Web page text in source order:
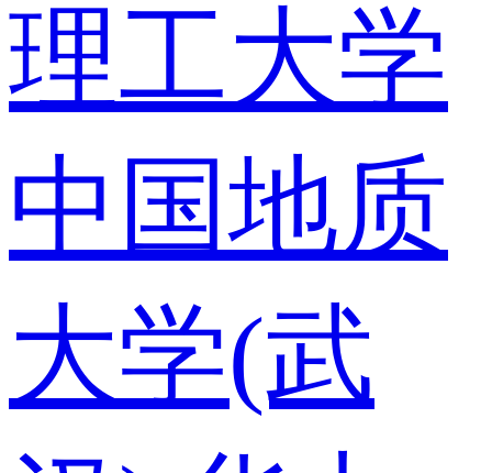
理工大学
中国地质
大学(武